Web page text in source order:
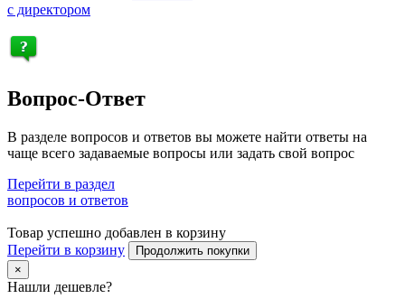
с директором
Вопрос-Ответ
В разделе вопросов и ответов вы можете найти ответы на
чаще всего задаваемые вопросы или задать свой вопрос
Перейти в раздел
вопросов и ответов
Товар успешно добавлен в корзину
Перейти в корзину
Продолжить покупки
×
Нашли дешевле?